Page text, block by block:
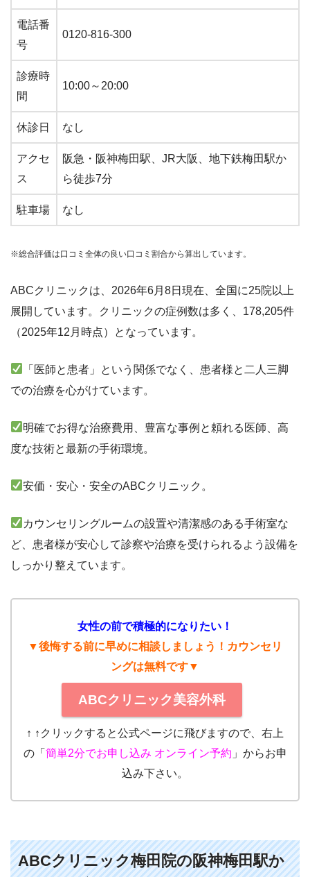
電話番
号
0120-816-300
診療時
間
10:00～20:00
休診日 なし
アクセ
ス
阪急・阪神梅田駅、JR大阪、地下鉄梅田駅か
ら徒歩7分
駐車場 なし
※総合評価は口コミ全体の良い口コミ割合から算出しています。
ABCクリニックは、2026年6月8日現在、全国に25院以上
展開しています。クリニックの症例数は多く、178,205件
（2025年12月時点）となっています。
「医師と患者」という関係でなく、患者様と二人三脚
での治療を心がけています。
明確でお得な治療費用、豊富な事例と頼れる医師、高
度な技術と最新の手術環境。
安価・安心・安全のABCクリニック。
カウンセリングルームの設置や清潔感のある手術室な
ど、患者様が安心して診察や治療を受けられるよう設備を
しっかり整えています。
女性の前で積極的になりたい！
▼後悔する前に早めに相談しましょう！カウンセリ
ングは無料です▼
ABCクリニック美容外科
↑ ↑クリックすると公式ページに飛びますので、右上
の「 簡単2分でお申し込み オンライン予約 」からお申
込み下さい。
ABCクリニック梅田院の阪神梅田駅か